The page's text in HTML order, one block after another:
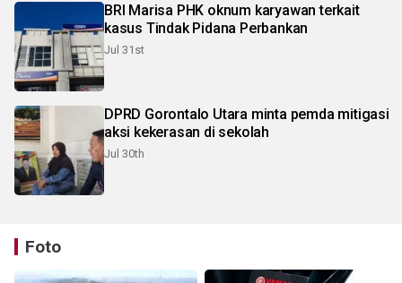
BRI Marisa PHK oknum karyawan terkait
kasus Tindak Pidana Perbankan
Jul 31st
DPRD Gorontalo Utara minta pemda mitigasi
aksi kekerasan di sekolah
Jul 30th
Foto